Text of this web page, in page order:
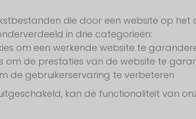
die door een website op
in drie categorieën:
om een werkende website te
om de prestaties van de website te
de gebruikerservaring te verbeteren
kan de functionaliteit van